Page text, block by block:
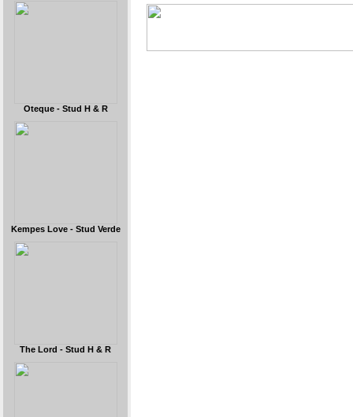
Oteque - Stud H & R
Kempes Love - Stud Verde
The Lord - Stud H & R